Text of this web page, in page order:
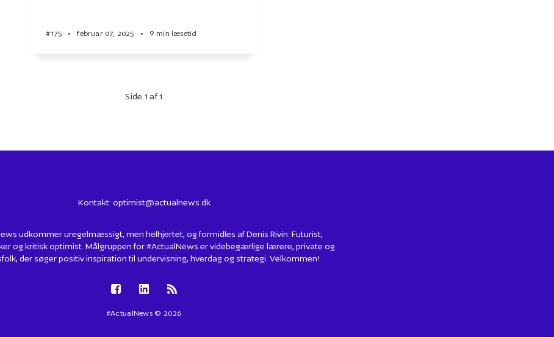
#175 • februar 07, 2025 • 9 min læsetid
Side 1 af 1
Kontakt: optimist@actualnews.dk
udkommer uregelmæssigt, men helhjertet, og formidles af Denis Rivin: Futurist,
og kritisk optimist. Målgruppen for #ActualNews er videbegærlige lærere, private og
der søger positiv inspiration til undervisning, hverdag og strategi. Velkommen!
#ActualNews © 2026